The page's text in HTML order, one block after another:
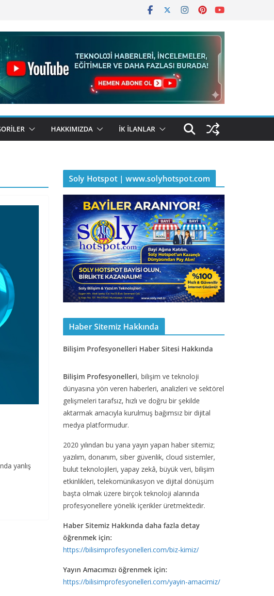
HAKKIMIZDA İK İLANLAR
yanlış
Soly Hotspot | www.solyhotspot.com
Haber Sitemiz Hakkında
Bilişim Profesyonelleri Haber Sitesi Hakkında
Bilişim Profesyonelleri, bilişim ve teknoloji
dünyasına yön veren haberleri, analizleri ve sektörel
gelişmeleri tarafsız, hızlı ve doğru bir şekilde
aktarmak amacıyla kurulmuş bağımsız bir dijital
medya platformudur.
2020 yılından bu yana yayın yapan haber sitemiz;
yazılım, donanım, siber güvenlik, cloud sistemler,
bulut teknolojileri, yapay zekâ, büyük veri, bilişim
etkinlikleri, telekomünikasyon ve dijital dönüşüm
başta olmak üzere birçok teknoloji alanında
profesyonellere yönelik içerikler üretmektedir.
Haber Sitemiz Hakkında daha fazla detay
öğrenmek için:
https://bilisimprofesyonelleri.com/biz-kimiz/
Yayın Amacımızı öğrenmek için:
https://bilisimprofesyonelleri.com/yayin-amacimiz/